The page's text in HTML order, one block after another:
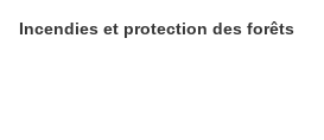
Incendies et protection des forêts